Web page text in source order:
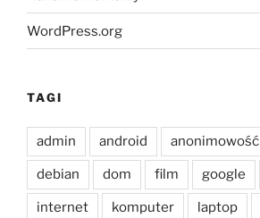
WordPress.org
TAGI
admin android anonimowość
debian dom film google
internet komputer laptop